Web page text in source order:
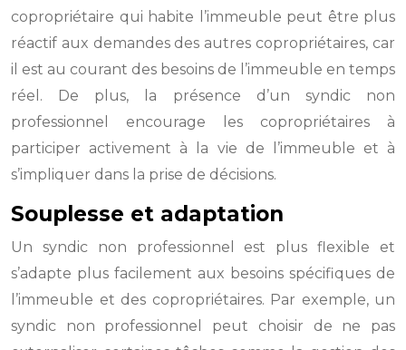
copropriétaire qui habite l’immeuble peut être plus
réactif aux demandes des autres copropriétaires, car
il est au courant des besoins de l’immeuble en temps
réel. De plus, la présence d’un syndic non
professionnel encourage les copropriétaires à
participer activement à la vie de l’immeuble et à
s’impliquer dans la prise de décisions.
Souplesse et adaptation
Un syndic non professionnel est plus flexible et
s’adapte plus facilement aux besoins spécifiques de
l’immeuble et des copropriétaires. Par exemple, un
syndic non professionnel peut choisir de ne pas